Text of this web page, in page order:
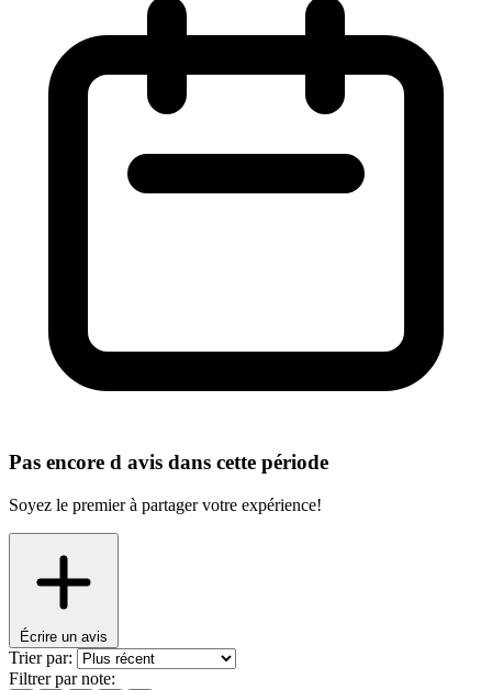
Pas encore d avis dans cette période
Soyez le premier à partager votre expérience!
Écrire un avis
Trier par:
Filtrer par note: